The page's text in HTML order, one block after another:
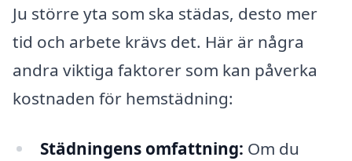
Ju större yta som ska städas, desto mer
tid och arbete krävs det. Här är några
andra viktiga faktorer som kan påverka
kostnaden för hemstädning:
Städningens omfattning: Om du